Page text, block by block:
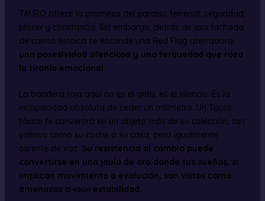
TAURO ofrece la promesa del paraíso terrenal: seguridad,
placer y constancia. Sin embargo, detrás de esa fachada
de calma estoica se esconde una Red Flag aterradora:
una posesividad silenciosa y una terquedad que roza
la tiranía emocional.
La bandera roja aquí no es el grito, es el silencio. Es la
incapacidad absoluta de ceder un milímetro. Un Tauro
tóxico te convertirá en un objeto más de su colección, tan
valioso como su coche o su casa, pero igualmente
carente de voz. Su resistencia al cambio puede
convertirse en una jaula de oro donde tus sueños, si
implican movimiento o evolución, son vistos como
amenazas a «su» estabilidad.